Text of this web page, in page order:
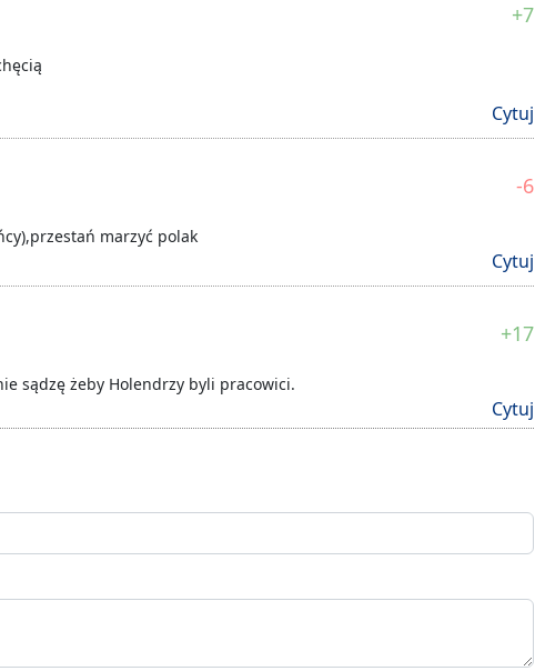
+7
Cytuj
-6
tań marzyć polak
Cytuj
+17
sądzę żeby Holendrzy byli pracowici.
Cytuj